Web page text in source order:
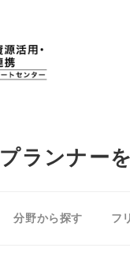
プランナー
分野から探す フ